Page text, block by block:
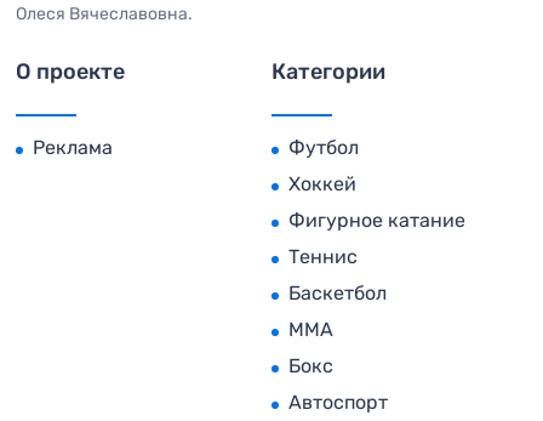
Олеся Вячеславовна.
О проекте
Реклама
Категории
Футбол
Хоккей
Фигурное катание
Теннис
Баскетбол
MMA
Бокс
Автоспорт